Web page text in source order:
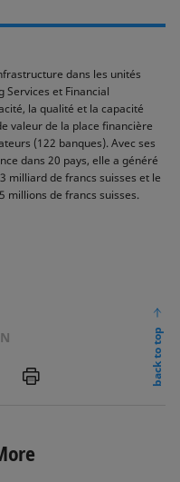
dans les unités
Services et Financial
la qualité et la capacité
valeur de la place financière
(122 banques). Avec ses
dans 20 pays, elle a généré
milliard de francs suisses et le
millions de francs suisses.
P
back to top